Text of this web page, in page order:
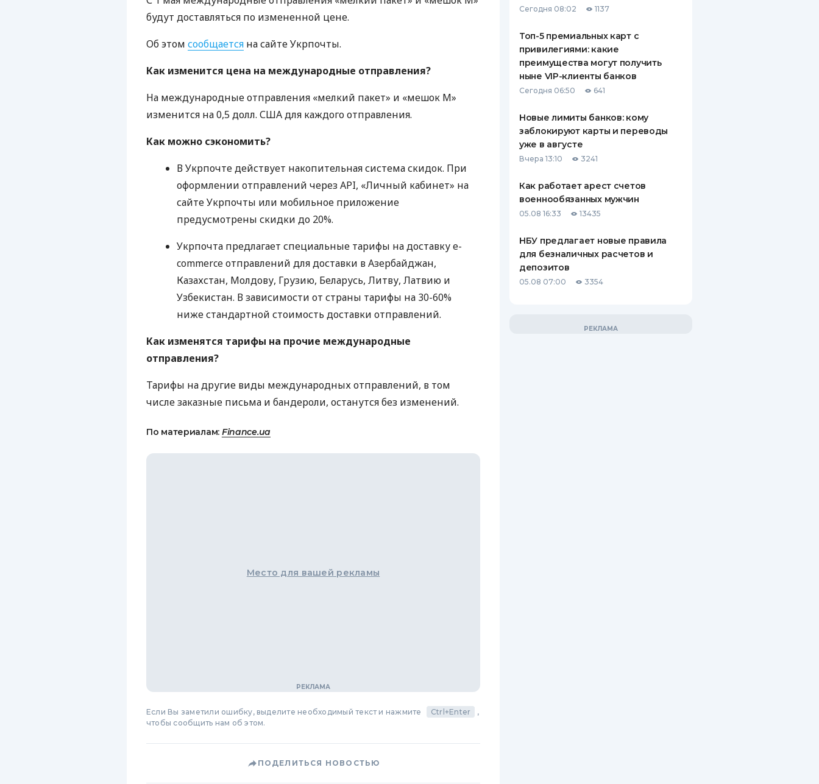
БАНКОВСКИМ КАРТАМ
ВСЕ СТРАХОВЫЕ ПОЛИСЫ
СТРАХОВЫЕ КОМПАНИИ
КОМПАНИЯХ
КОНТАКТЫ
будут доставляться по измененной цене.
Об этом сообщается на сайте Укрпочты.
Как изменится цена на международные отправления?
На международные отправления «мелкий пакет» и «мешок М»
изменится на 0,5 долл. СШАдля каждого отправления.
Как можно сэкономить?
В Укрпочте действует накопительная система скидок. При
оформлении отправлений через API, «Личный кабинет» на
сайте Укрпочты или мобильное приложение
предусмотрены скидки до 20%.
Укрпочта предлагает специальные тарифы на доставку e-
commerce отправлений для доставки в Азербайджан,
Казахстан, Молдову, Грузию, Беларусь, Литву, Латвию и
Узбекистан. В зависимости от страны тарифы на 30-60%
ниже стандартной стоимость доставки отправлений.
Как изменятся тарифы на прочие международные
отправления?
Тарифы на другие виды международных отправлений, в том
числе заказные письма и бандероли, останутся без изменений.
По материалам: Finance.ua
Место для вашей рекламы
Если Вы заметили ошибку, выделите необходимый текст и нажмите Ctrl+Enter
,
чтобы сообщить нам об этом.
ПОДЕЛИТЬСЯ НОВОСТЬЮ
Сегодня 08:02 1137
Топ-5 премиальных карт с
привилегиями: какие
преимущества могут получить
ныне VIP-клиенты банков
Сегодня 06:50 641
Новые лимиты банков: кому
заблокируют карты и переводы
уже в августе
Вчера 13:10 3241
Как работает арест счетов
военнообязанных мужчин
05.08 16:33 13435
НБУ предлагает новые правила
для безналичных расчетов и
депозитов
05.08 07:00 3354